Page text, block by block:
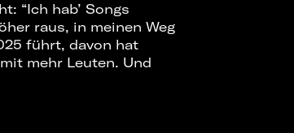
“Ich hab’ Songs
raus, in meinen Weg
führt, davon hat
mehr Leuten. Und